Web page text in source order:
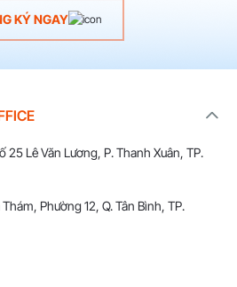
KÝ NGAY
25 Lê Văn Lương, P. Thanh Xuân, TP.
Phường 12, Q. Tân Bình, TP.